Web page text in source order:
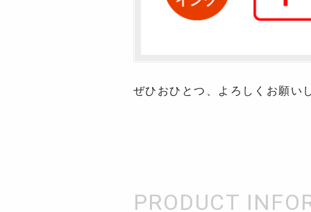
ぜひおひとつ、よろしくお願い